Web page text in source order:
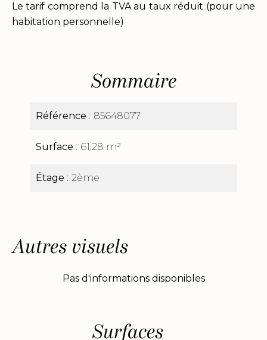
Le tarif comprend la TVA au taux réduit (pour une
habitation personnelle)
Sommaire
Référence 85648077
Surface 61.28 m²
Étage 2ème
Autres visuels
Pas d'informations disponibles
Surfaces